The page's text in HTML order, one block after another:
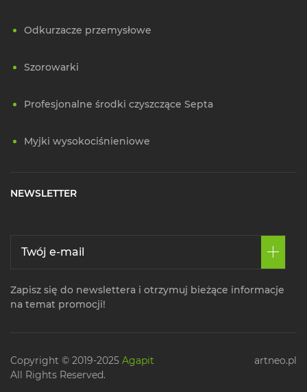
Odkurzacze przemysłowe
Szorowarki
Profesjonalne środki czyszczące Septa
Myjki wysokociśnieniowe
NEWSLETTER
Zapisz się do newslettera i otrzymuj bieżące informacje
na temat promocji!
Copyright © 2019-2025 Agapit
All Rights Reserved.
artneo.pl